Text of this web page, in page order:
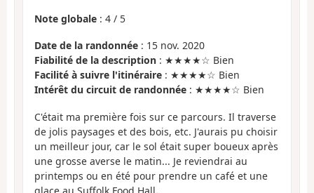
Note globale : 4 / 5
Date de la randonnée : 15 nov. 2020
Fiabilité de la description : ★★★★☆ Bien
Facilité à suivre l'itinéraire : ★★★★☆ Bien
Intérêt du circuit de randonnée : ★★★★☆ Bien
C'était ma première fois sur ce parcours. Il traverse
de jolis paysages et des bois, etc. J'aurais pu choisir
un meilleur jour, car le sol était super boueux après
une grosse averse le matin... Je reviendrai au
printemps ou en été pour prendre un café et une